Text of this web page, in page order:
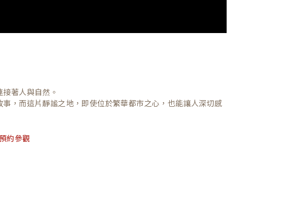
著人與自然。
，而這片靜謐之地，即使位於繁華都市之心，也能讓人深切感
約參觀